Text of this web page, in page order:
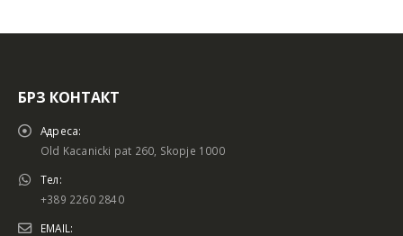
Батериски сет
БРЗ КОНТАКТ
Адреса:
Old Kacanicki pat 260, Skopje 1000
Тел:
+389 2260 2840
EMAIL: